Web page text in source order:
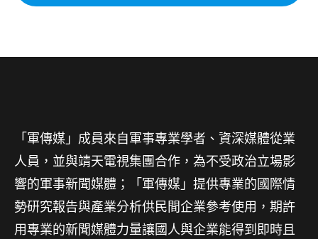
「軍傳媒」成員來自軍事專業學者、資深媒體從業
人員，並與靖天電視集團合作，為不受政治立場影
響的軍事新聞媒體；「軍傳媒」提供專業的國際情
勢研究報告與產業分析供民間企業參考使用，期許
用專業的新聞媒體力量讓國人與企業能得到即時且